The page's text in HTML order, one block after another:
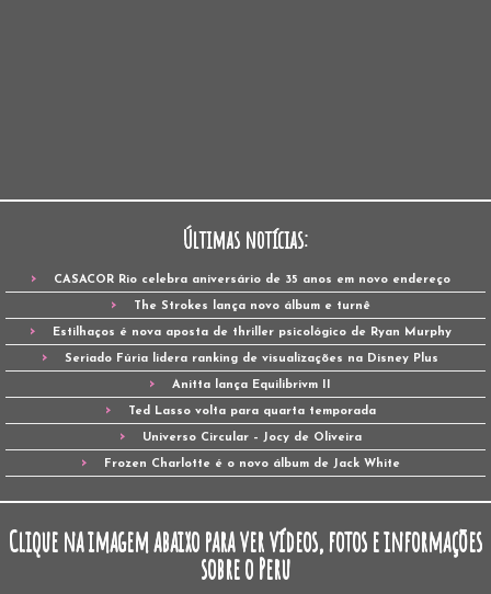
Últimas notícias:
CASACOR Rio celebra aniversário de 35 anos em novo endereço
The Strokes lança novo álbum e turnê
Estilhaços é nova aposta de thriller psicológico de Ryan Murphy
Seriado Fúria lidera ranking de visualizações na Disney Plus
Anitta lança Equilibrivm II
Ted Lasso volta para quarta temporada
Universo Circular – Jocy de Oliveira
Frozen Charlotte é o novo álbum de Jack White
Clique na imagem abaixo para ver vídeos, fotos e informações
sobre o Peru